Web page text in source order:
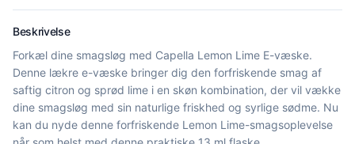
Beskrivelse
Forkæl dine smagsløg med Capella Lemon Lime E-væske.
Denne lækre e-væske bringer dig den forfriskende smag af
saftig citron og sprød lime i en skøn kombination, der vil vække
dine smagsløg med sin naturlige friskhed og syrlige sødme. Nu
kan du nyde denne forfriskende Lemon Lime-smagsoplevelse